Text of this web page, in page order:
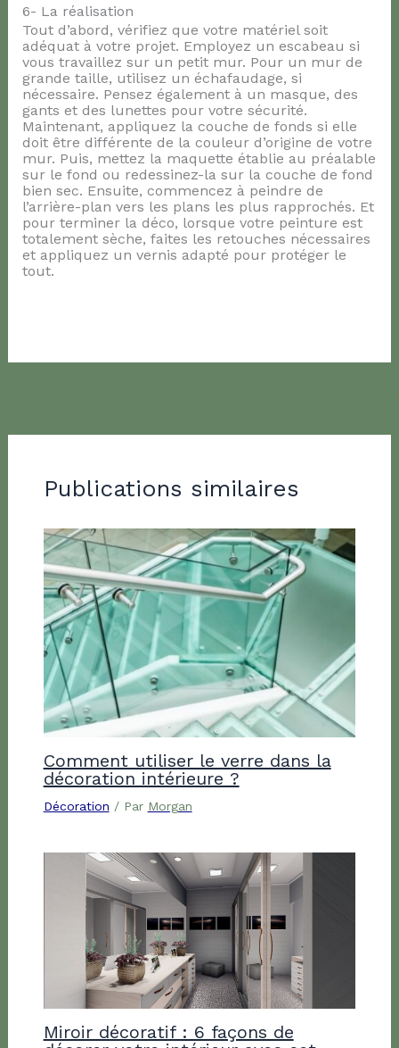
6- La réalisation
Tout d’abord, vérifiez que votre matériel soit
adéquat à votre projet. Employez un escabeau si
vous travaillez sur un petit mur. Pour un mur de
grande taille, utilisez un échafaudage, si
nécessaire. Pensez également à un masque, des
gants et des lunettes pour votre sécurité.
Maintenant, appliquez la couche de fonds si elle
doit être différente de la couleur d’origine de votre
mur. Puis, mettez la maquette établie au préalable
sur le fond ou redessinez-la sur la couche de fond
bien sec. Ensuite, commencez à peindre de
l’arrière-plan vers les plans les plus rapprochés. Et
pour terminer la déco, lorsque votre peinture est
totalement sèche, faites les retouches nécessaires
et appliquez un vernis adapté pour protéger le
tout.
Publications similaires
Comment utiliser le verre dans la
décoration intérieure ?
Décoration / Par Morgan
Miroir décoratif : 6 façons de